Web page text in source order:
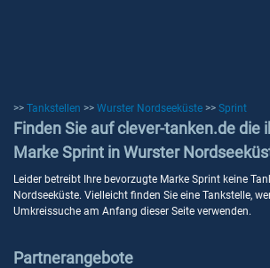
>> Tankstellen >> Wurster Nordseeküste >> Sprint
Finden Sie auf clever-tanken.de die
Marke Sprint in Wurster
Leider betreibt Ihre bevorzugte Marke Sprint keine
Nordseeküste. Vielleicht finden Sie eine Tankstelle,
Umkreissuche am Anfang dieser Seite verwenden.
Partnerangebote